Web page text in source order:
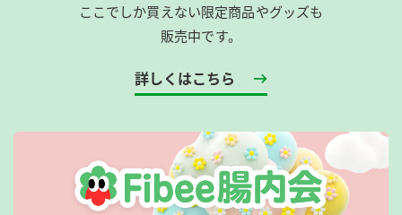
ここでしか買えない限定商品やグッズも
販売中です。
詳しくはこちら